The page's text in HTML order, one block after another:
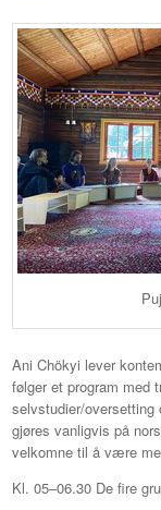
Ani Chökyi lever
følger et program med
selvstudier/oversetting
gjøres vanligvis på
velkomne til å være
Kl. 05–06.30 De fire